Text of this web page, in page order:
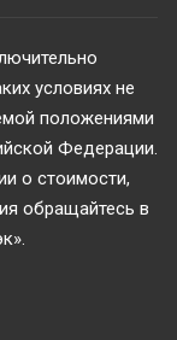
условиях не
положениями
Федерации.
о стоимости,
обращайтесь в